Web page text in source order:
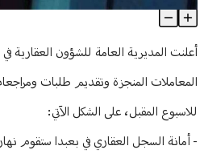
إليكم برنامج العمل والمراجعات في
Article Content
أعلنت المديرية العامة للشؤون العقارية
المعاملات المنجزة وتقديم طلبات
للاسبوع المقبل، على الشكل الآتي: